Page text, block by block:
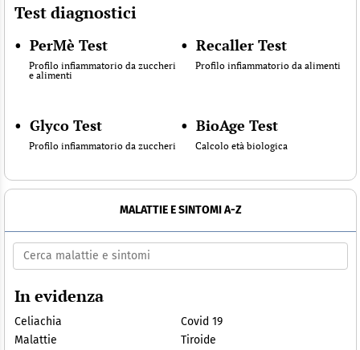
Test diagnostici
• PerMè Test
Profilo infiammatorio da zuccheri
e alimenti
• Recaller Test
Profilo infiammatorio da alimenti
• Glyco Test
Profilo infiammatorio da zuccheri
• BioAge Test
Calcolo età biologica
MALATTIE E SINTOMI A-Z
In evidenza
Celiachia
Covid 19
Malattie
Tiroide